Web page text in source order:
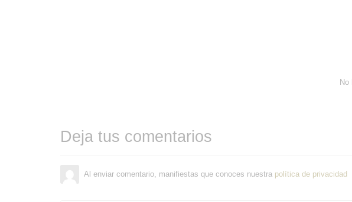
No
Deja tus comentarios
Al enviar comentario, manifiestas que conoces nuestra política de privacidad